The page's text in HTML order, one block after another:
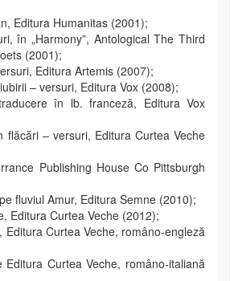
Editura Humanitas (2001);
în „Harmony”, Antological The Third
(2001);
Editura Artemis (2007);
– versuri, Editura Vox (2008);
în lb. franceză, Editura Vox
flăcări – versuri, Editura Curtea Veche
Publishing House Co Pittsburgh
fluviul Amur, Editura Semne (2010);
Editura Curtea Veche (2012);
Editura Curtea Veche, româno-engleză
Editura Curtea Veche, româno-italiană